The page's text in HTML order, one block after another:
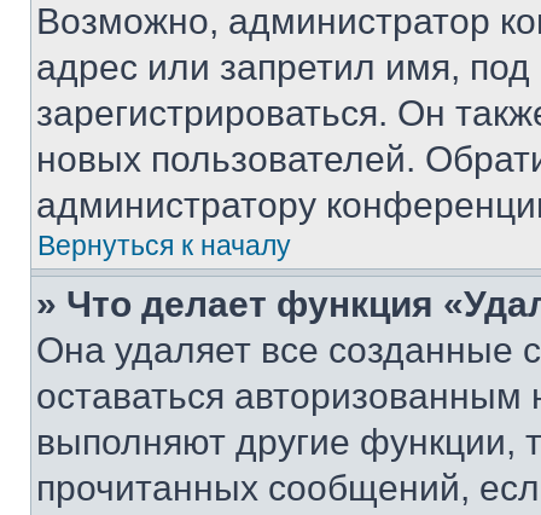
Возможно, администратор
адрес или запретил имя,
зарегистрироваться. Он
новых пользователей.
администратору
Вернуться к началу
» Что делает функция
Она удаляет все созданные
оставаться
выполняют другие функции,
прочитанных сообщений,